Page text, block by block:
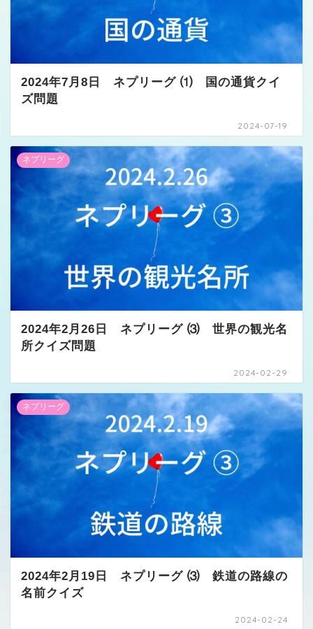
2024年7月8日 ネプリーグ ⑴ 国の通貨クイ
ズ問題
2024-07-19
ネプリーグ
2024年2月26日 ネプリーグ ⑶ 世界の観光名
所クイズ問題
2024-02-29
ネプリーグ
2024年2月19日 ネプリーグ ⑶ 鉄道の路線の
名前クイズ
2024-02-24